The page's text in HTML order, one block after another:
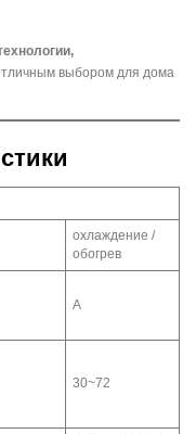
выбором для дома
охлаждение /
обогрев
A
30~72